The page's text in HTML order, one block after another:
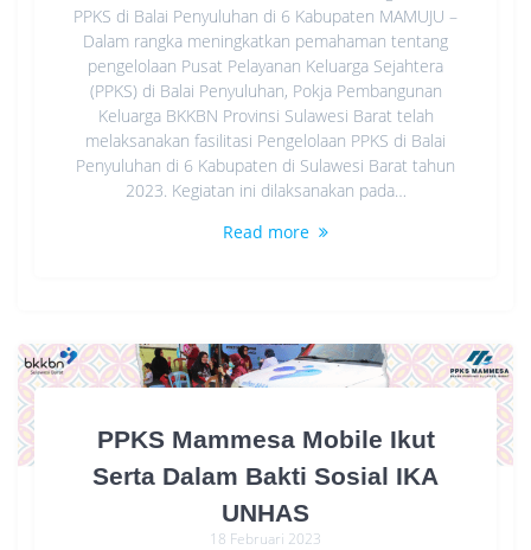
PPKS di Balai Penyuluhan di 6 Kabupaten MAMUJU –
Dalam rangka meningkatkan pemahaman tentang
pengelolaan Pusat Pelayanan Keluarga Sejahtera
(PPKS) di Balai Penyuluhan, Pokja Pembangunan
Keluarga BKKBN Provinsi Sulawesi Barat telah
melaksanakan fasilitasi Pengelolaan PPKS di Balai
Penyuluhan di 6 Kabupaten di Sulawesi Barat tahun
2023. Kegiatan ini dilaksanakan pada…
Read more
PPKS Mammesa Mobile Ikut
Serta Dalam Bakti Sosial IKA
UNHAS
18 Februari 2023